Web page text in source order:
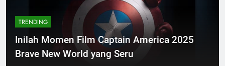
TRENDING
Inilah Momen Film Captain America 2025
Brave New World yang Seru